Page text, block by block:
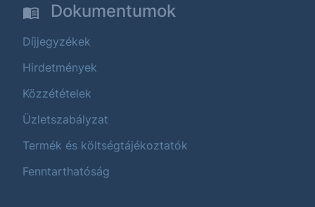
Dokumentumok
Díjjegyzékek
Hirdetmények
Közzétételek
Üzletszabályzat
Termék és költségtájékoztatók
Fenntarthatóság